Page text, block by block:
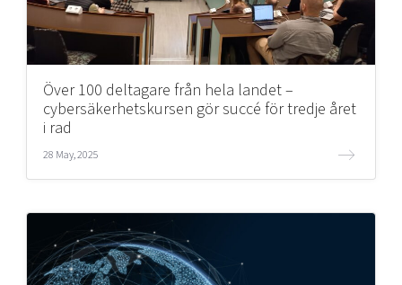
Över 100 deltagare från hela landet –
cybersäkerhetskursen gör succé för tredje året
i rad
28 May, 2025